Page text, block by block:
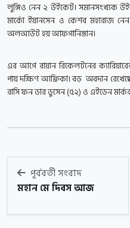
লুঙ্গিও নেন ২ উইকেট। সমানসংখ্যক
মার্কো ইয়ানসেন ও কেশব মহারাজ
অলআউট হয় আফগানিস্তান।
এর আগে রায়ান রিকেলটনের
পায় দক্ষিণ আফ্রিকা। বড় অবদান
রাসি ফন ডার ডুসেন (৫২) ও এইডেন
পূর্ববর্তী সংবাদ
মহান মে দিবস আজ